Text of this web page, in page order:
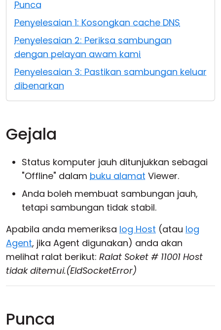
Punca
Penyelesaian 1: Kosongkan cache DNS
Penyelesaian 2: Periksa sambungan
dengan pelayan awam kami
Penyelesaian 3: Pastikan sambungan keluar
dibenarkan
Gejala
Status komputer jauh ditunjukkan sebagai
"Offline" dalam buku alamat Viewer.
Anda boleh membuat sambungan jauh,
tetapi sambungan tidak stabil.
Apabila anda memeriksa log Host (atau log
Agent, jika Agent digunakan) anda akan
melihat ralat berikut: Ralat Soket # 11001 Host
tidak ditemui.(EIdSocketError)
Punca
Awan & Di Dalam Premis